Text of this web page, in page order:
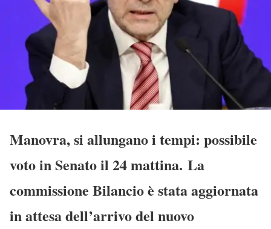
Manovra, si allungano i tempi: possibile
voto in Senato il 24 mattina. La
commissione Bilancio è stata aggiornata
in attesa dell’arrivo del nuovo